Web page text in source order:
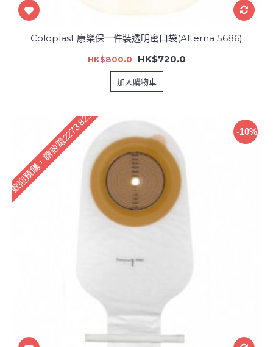
Coloplast 康樂保一件裝透明密口袋(Alterna 5686)
HK$800.0 HK$720.0
加入購物車
-10%
歡迎預購，請致電2273 8233訂購